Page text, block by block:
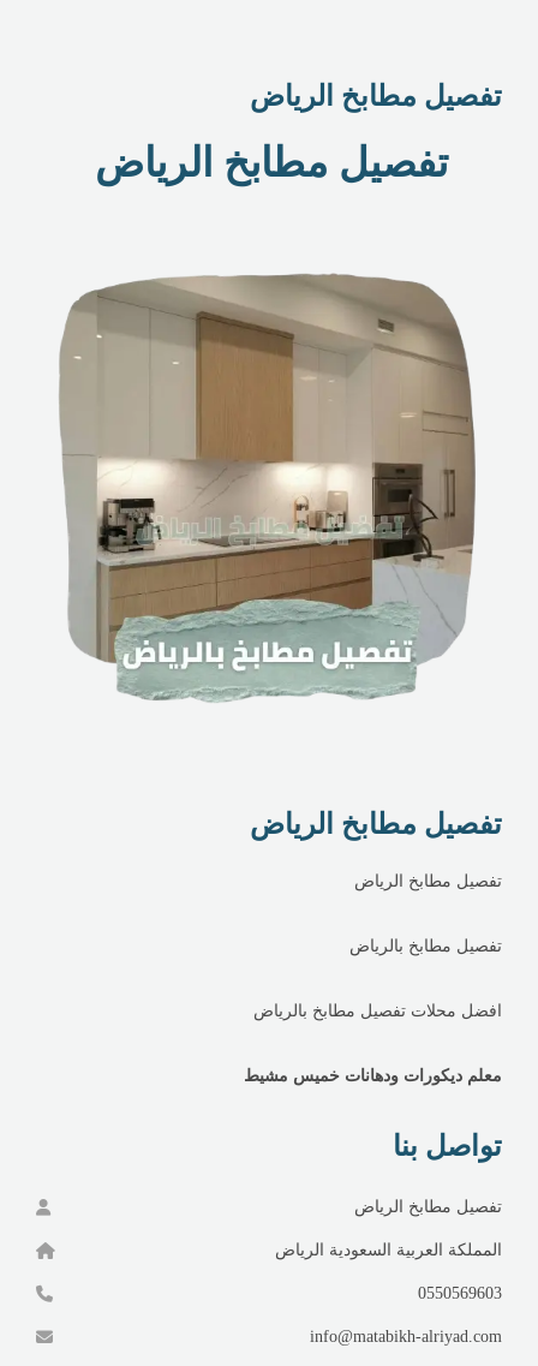
تفصيل مطابخ الرياض
تفصيل مطابخ الرياض
تفصيل مطابخ الرياض
تفصيل مطابخ الرياض
تفصيل مطابخ بالرياض
افضل محلات تفصيل مطابخ بالرياض
معلم ديكورات ودهانات خميس مشيط
تواصل بنا
تفصيل مطابخ الرياض
المملكة العربية السعودية الرياض
0550569603
info@matabikh-alriyad.com